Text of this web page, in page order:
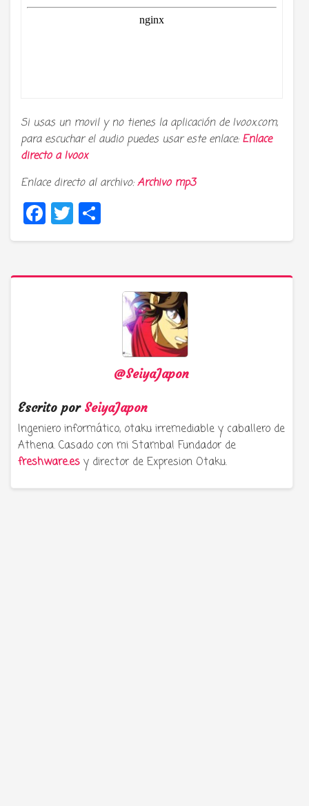
Si usas un movil y no tienes la aplicación de Ivoox.com,
para escuchar el audio puedes usar este enlace: Enlace
directo aIvoox
Enlace directo al archivo:Archivo mp3
Facebook
Twitter
@SeiyaJapon
Escrito por SeiyaJapon
Ingeniero informático, otaku irremediable y caballero de
Athena. Casado con mi Stamba! Fundador de
freshware.es y director de Expresion Otaku.